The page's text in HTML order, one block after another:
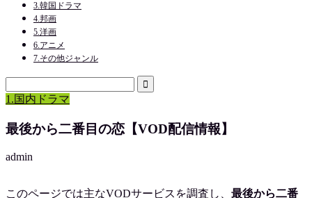
3.韓国ドラマ
4.邦画
5.洋画
6.アニメ
7.その他ジャンル
1.国内ドラマ
最後から二番目の恋【VOD配信情報】
admin
このページでは主なVODサービスを調査し、 最後から二番